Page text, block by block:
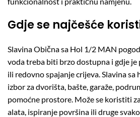
Gdje se najčešće
Slavina Obična sa Hol 1/2 MAN
voda treba biti brzo dostupna i gdje
ili redovno spajanje crijeva. Slavina
izbor za dvorišta, bašte, garaže,
pomoćne prostore. Može se koristiti
alata, ispiranje površina ili druge